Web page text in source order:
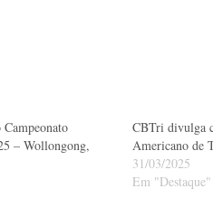
– Wollongong,
CBTri divulga
Americano de
31/03/2025
Em "Destaque"